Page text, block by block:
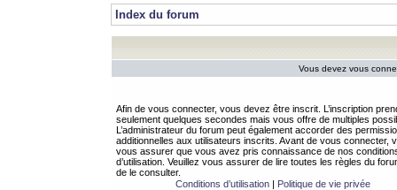
Index du forum
Vous devez vous
Afin de vous connecter, vous devez être inscrit. L’inscription
seulement quelques secondes mais vous offre de multiples
L’administrateur du forum peut également accorder des
additionnelles aux utilisateurs inscrits. Avant de vous connecter,
vous assurer que vous avez pris connaissance de nos
d’utilisation. Veuillez vous assurer de lire toutes les règles du
de le consulter.
Conditions d’utilisation| Politique de vie privée